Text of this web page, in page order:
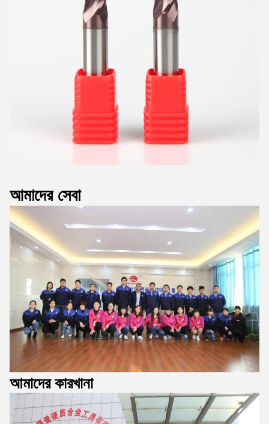
আমাদের সেবা
আমাদের কারখানা